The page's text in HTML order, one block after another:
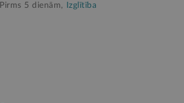
Pirms 5 dienām, Izglītība